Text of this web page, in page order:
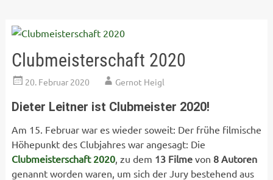
Clubmeisterschaft 2020
20. Februar 2020 Gernot Heigl
Dieter Leitner ist Clubmeister 2020!
Am 15. Februar war es wieder soweit: Der frühe filmische
Höhepunkt des Clubjahres war angesagt: Die
Clubmeisterschaft 2020, zu dem 13 Filmevon 8 Autoren
genannt worden waren, um sich der Jury bestehend aus